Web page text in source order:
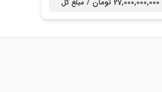
27,000,000,000 تومان / مبلغ کل